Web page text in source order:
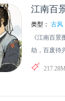
江南百
类型： 古风
《江南百
劫，百废待
山水画卷